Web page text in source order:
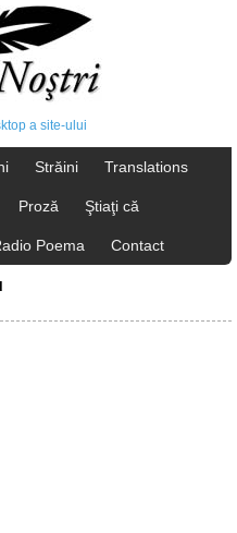
a site-ului
Străini Translations
Proză Ştiaţi că
Poema Contact